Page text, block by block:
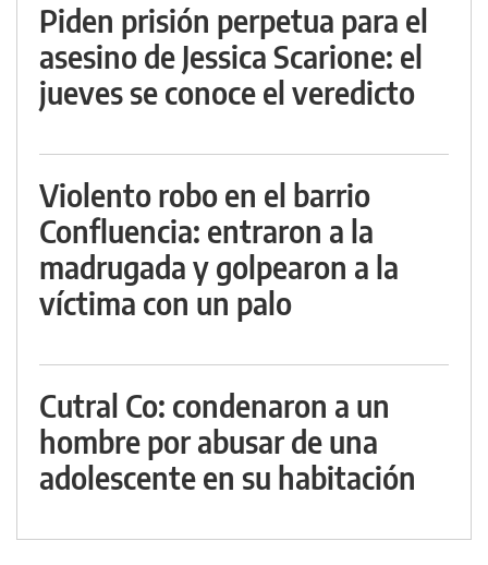
Piden prisión perpetua para el
asesino de Jessica Scarione: el
jueves se conoce el veredicto
Violento robo en el barrio
Confluencia: entraron a la
madrugada y golpearon a la
víctima con un palo
Cutral Co: condenaron a un
hombre por abusar de una
adolescente en su habitación